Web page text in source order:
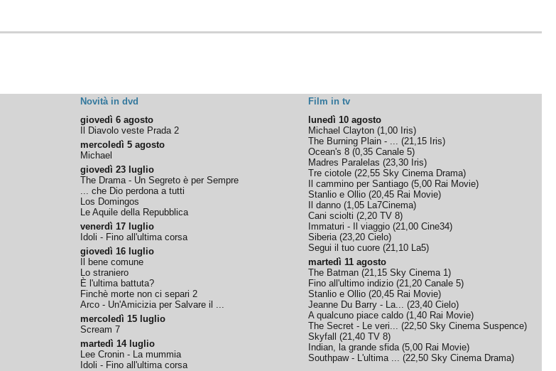
Novità in dvd
Film in tv
giovedì 6 agosto
Il Diavolo veste Prada 2
mercoledì 5 agosto
Michael
giovedì 23 luglio
The Drama - Un Segreto è per Sempre
... che Dio perdona a tutti
Los Domingos
Le Aquile della Repubblica
venerdì 17 luglio
Idoli - Fino all'ultima corsa
giovedì 16 luglio
Il bene comune
Lo straniero
È l'ultima battuta?
Finchè morte non ci separi 2
Arco - Un'Amicizia per Salvare il ...
mercoledì 15 luglio
Scream 7
martedì 14 luglio
Lee Cronin - La mummia
Idoli - Fino all'ultima corsa
lunedì 10 agosto
Michael Clayton (1,00 Iris)
The Burning Plain - ... (21,15 Iris)
Ocean's 8 (0,35 Canale 5)
Madres Paralelas (23,30 Iris)
Tre ciotole (22,55 Sky Cinema Drama)
Il cammino per Santiago (5,00 Rai Movie)
Stanlio e Ollio (20,45 Rai Movie)
Il danno (1,05 La7Cinema)
Cani sciolti (2,20 TV 8)
Immaturi - Il viaggio (21,00 Cine34)
Siberia(23,20 Cielo)
Segui il tuo cuore (21,10 La5)
martedì 11 agosto
The Batman (21,15 Sky Cinema 1)
Fino all'ultimo indizio (21,20 Canale 5)
Stanlio e Ollio (20,45 Rai Movie)
Jeanne Du Barry - La... (23,40 Cielo)
A qualcuno piace caldo (1,40 Rai Movie)
The Secret - Le veri... (22,50 Sky Cinema Suspence)
Skyfall (21,40 TV 8)
Indian, la grande sfida(5,00 Rai Movie)
Southpaw - L'ultima ... (22,50 Sky Cinema Drama)